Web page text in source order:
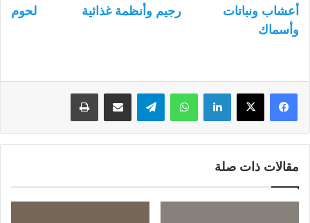
أعشاب ونباتات رجيم وأنظمة غذائية
لحوم
وأسماك
لينكدإن واتساب
مقالات ذات صلة